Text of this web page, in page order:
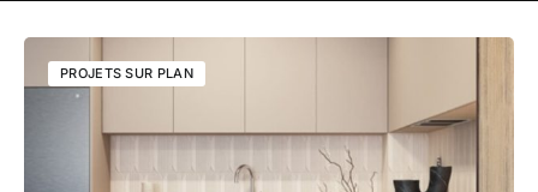
PROJETS SUR PLAN